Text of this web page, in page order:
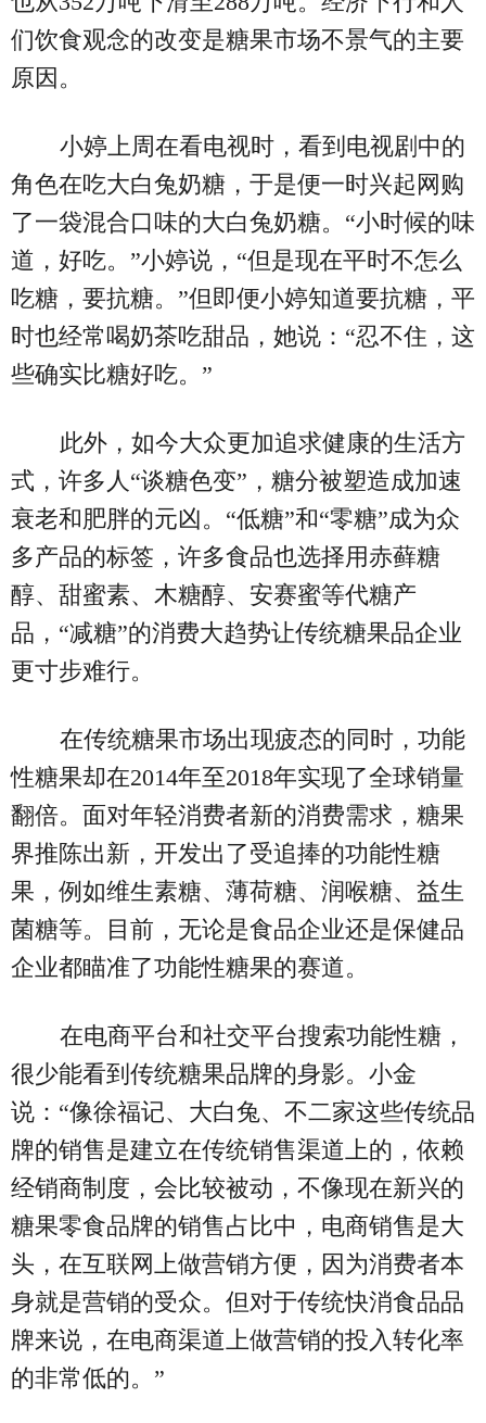
们饮食观念的改变是糖果市场不景气的主要
原因。
小婷上周在看电视时，看到电视剧中的
角色在吃大白兔奶糖，于是便一时兴起网购
了一袋混合口味的大白兔奶糖。“小时候的味
道，好吃。”小婷说，“但是现在平时不怎么
吃糖，要抗糖。”但即便小婷知道要抗糖，平
时也经常喝奶茶吃甜品，她说：“忍不住，这
些确实比糖好吃。”
此外，如今大众更加追求健康的生活方
式，许多人“谈糖色变”，糖分被塑造成加速
衰老和肥胖的元凶。“低糖”和“零糖”成为众
多产品的标签，许多食品也选择用赤藓糖
醇、甜蜜素、木糖醇、安赛蜜等代糖产
品，“减糖”的消费大趋势让传统糖果品企业
更寸步难行。
在传统糖果市场出现疲态的同时，功能
性糖果却在2014年至2018年实现了全球销量
翻倍。面对年轻消费者新的消费需求，糖果
界推陈出新，开发出了受追捧的功能性糖
果，例如维生素糖、薄荷糖、润喉糖、益生
菌糖等。目前，无论是食品企业还是保健品
企业都瞄准了功能性糖果的赛道。
在电商平台和社交平台搜索功能性糖，
很少能看到传统糖果品牌的身影。小金
说：“像徐福记、大白兔、不二家这些传统品
牌的销售是建立在传统销售渠道上的，依赖
经销商制度，会比较被动，不像现在新兴的
糖果零食品牌的销售占比中，电商销售是大
头，在互联网上做营销方便，因为消费者本
身就是营销的受众。但对于传统快消食品品
牌来说，在电商渠道上做营销的投入转化率
的非常低的。”